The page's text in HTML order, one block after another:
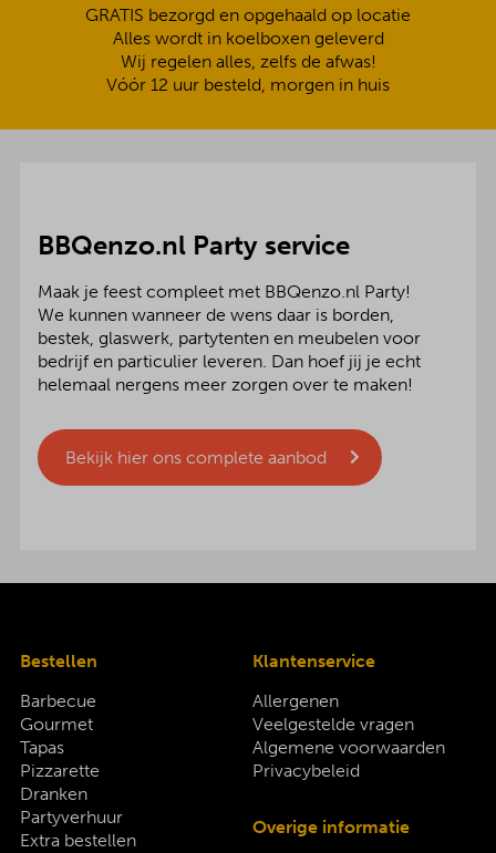
GRATIS bezorgd en opgehaald op locatie
Alles wordt in koelboxen geleverd
Wij regelen alles, zelfs de afwas!
Vóór 12 uur besteld, morgen in huis
BBQenzo.nl Party service
Maak je feest compleet met BBQenzo.nl Party!
We kunnen wanneer de wens daar is borden,
bestek, glaswerk, partytenten en meubelen voor
bedrijf en particulier leveren. Dan hoef jij je echt
helemaal nergens meer zorgen over te maken!
Bekijk hier ons complete aanbod
Bestellen
Barbecue
Gourmet
Tapas
Pizzarette
Dranken
Partyverhuur
Extra bestellen
Klantenservice
Allergenen
Veelgestelde vragen
Algemene voorwaarden
Privacybeleid
Overige informatie